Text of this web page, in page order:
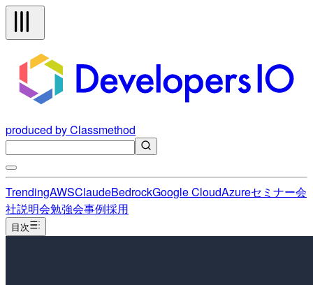
produced by Classmethod
TrendingAWSClaudeBedrockGoogle CloudAzureセミナー会
社説明会勉強会事例採用
目次